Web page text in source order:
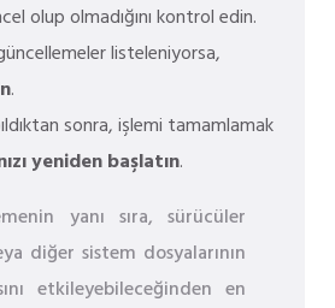
olup olmadığını kontrol edin.
listeleniyorsa,
.
sonra, işlemi tamamlamak
yeniden başlatın.
yanı sıra, sürücüler
diğer sistem dosyalarının
etkileyebileceğinden en